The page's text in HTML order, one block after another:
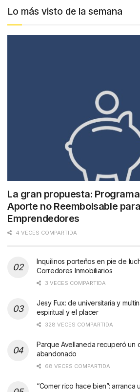
Lo más visto de la semana
La gran propuesta:
Aporte no Reembolsable para
Emprendedores
4 VECES COMPARTIDA
Inquilinos porteños en pie de
Corredores Inmobiliarios
3 VECES COMPARTIDA
Jesy Fux: de universitaria y
espiritual y el placer
328 VECES COMPARTIDA
Parque Avellaneda recuperó un
abandonado
68 VECES COMPARTIDA
“Comer rico hace bien”: arranca